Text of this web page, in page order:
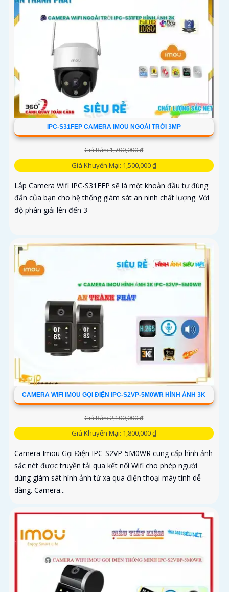
IPC-S31FEP CAMERA IMOU NGOÀI TRỜI 3MP
Giá Bán: 1,700,000 ₫
Giá Khuyến Mại: 1,500,000 ₫
Lắp Camera Wifi IPC-S31FEP sẽ là một khoản đầu tư đúng
đắn của bạn cho hệ thống giám sát an ninh chất lượng. Với
độ phân giải lên đến 3
CAMERA WIFI IMOU GỌI ĐIỆN IPC-S2VP-5M0WR HÌNH ẢNH 3K
Giá Bán: 2,100,000 ₫
Giá Khuyến Mại: 1,800,000 ₫
Camera Imou Gọi Điện IPC-S2VP-5M0WR cung cấp hình ảnh
sắc nét được truyền tải qua kết nối Wifi cho phép người
dùng giám sát hình ảnh từ xa qua điện thoại máy tính dễ
dàng. Camera...